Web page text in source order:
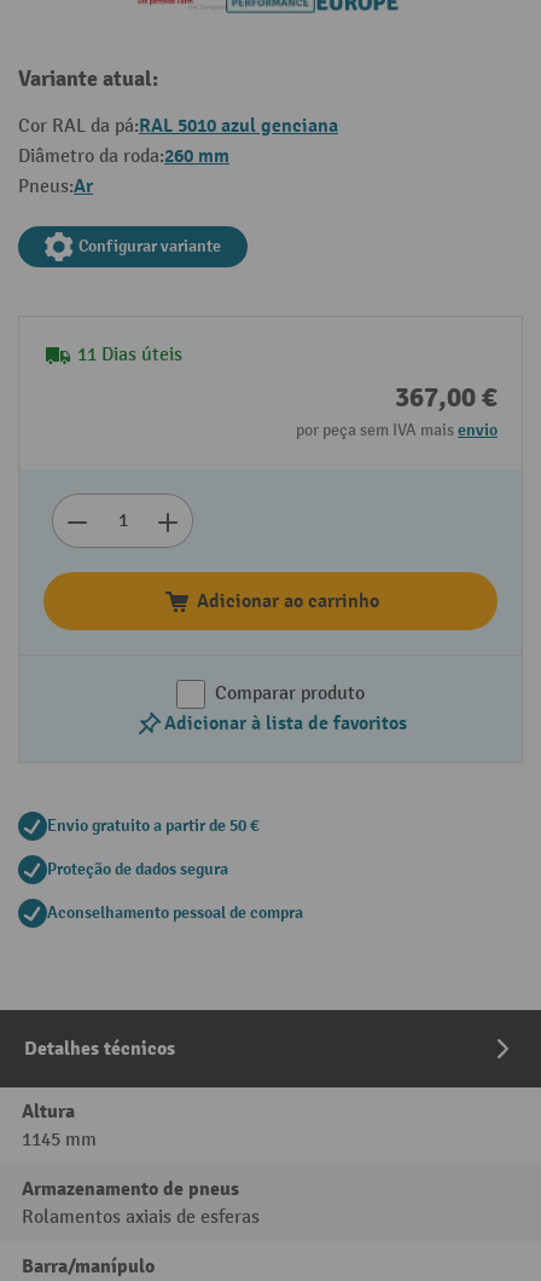
Variante atual:
Cor RAL da pá:RAL 5010 azul genciana
Diâmetro da roda:260 mm
Pneus:Ar
Configurar variante
11 Dias úteis
367,00 €
por peça sem IVA maisenvio
Adicionar ao carrinho
Comparar produto
Adicionar à lista de favoritos
Envio gratuito a partir de 50 €
Proteção de dados segura
Aconselhamento pessoal de compra
Detalhes técnicos
Altura
1145 mm
Armazenamento de pneus
Rolamentos axiais de esferas
Barra/manípulo